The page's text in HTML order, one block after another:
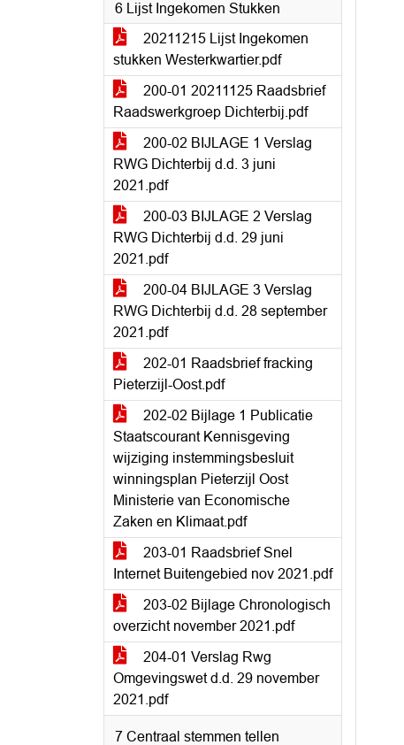
6 Lijst Ingekomen Stukken
20211215 Lijst Ingekomen
stukken Westerkwartier.pdf
200-01 20211125 Raadsbrief
Raadswerkgroep Dichterbij.pdf
200-02 BIJLAGE 1 Verslag
RWG Dichterbij d.d. 3 juni
2021.pdf
200-03 BIJLAGE 2 Verslag
RWG Dichterbij d.d. 29 juni
2021.pdf
200-04 BIJLAGE 3 Verslag
RWG Dichterbij d.d. 28 september
2021.pdf
202-01 Raadsbrief fracking
Pieterzijl-Oost.pdf
202-02 Bijlage 1 Publicatie
Staatscourant Kennisgeving
wijziging instemmingsbesluit
winningsplan Pieterzijl Oost
Ministerie van Economische
Zaken en Klimaat.pdf
203-01 Raadsbrief Snel
Internet Buitengebied nov 2021.pdf
203-02 Bijlage Chronologisch
overzicht november 2021.pdf
204-01 Verslag Rwg
Omgevingswet d.d. 29 november
2021.pdf
7 Centraal stemmen tellen